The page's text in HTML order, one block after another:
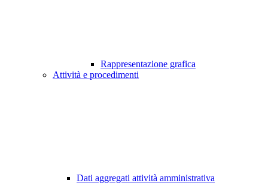
Rappresentazione grafica
Attività e procedimenti
Dati aggregati attività amministrativa